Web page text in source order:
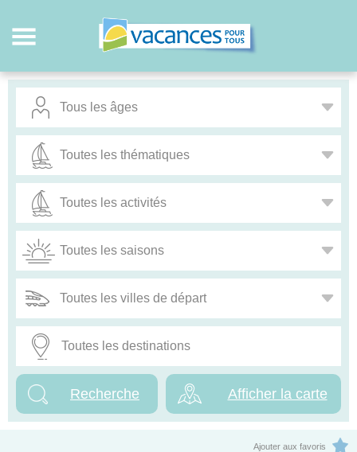
Afficher la carte
Ajouter aux favoris